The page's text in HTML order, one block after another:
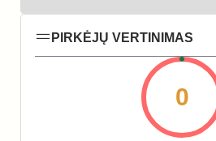
PIRKĖJŲ VERTINIMAS
0